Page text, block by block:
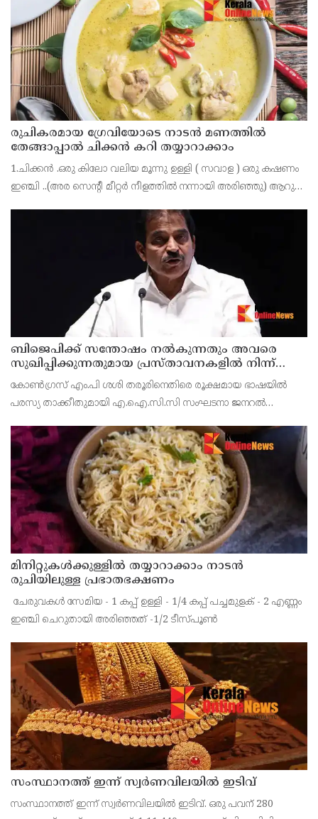
രുചികരമായ ഗ്രേവിയോടെ നാടൻ മണത്തിൽ
തേങ്ങാപ്പാൽ ചിക്കൻ കറി തയ്യാറാക്കാം
1.ചിക്കൻ .ഒരു കിലോ വലിയ മൂന്നു ഉള്ളി ( സവാള ) ഒരു കഷണം
ഇഞ്ചി ..(അര സെന്റീ മീറ്റർ നീളത്തിൽ നന്നായി അരിഞ്ഞു) ആറു
ബിജെപിക്ക് സന്തോഷം നൽകുന്നതും അവരെ
സുഖിപ്പിക്കുന്നതുമായ പ്രസ്താവനകളിൽ നിന്ന്
കോൺഗ്രസ് നേതാക്കൾ ഒഴിഞ്ഞുമാറണം ; ശശി
തരൂരിനെതിരെ കെ.സി. വേണുഗോപാൽ
കോൺഗ്രസ് എം.പി ശശി തരൂരിനെതിരെ രൂക്ഷമായ ഭാഷയിൽ
പരസ്യ താക്കീതുമായി എ.ഐ.സി.സി സംഘടനാ ജനറൽ
നൽകുന്നതും അവരെ സുഖിപ്പിക്കുന്നതുമായ പ്രസ്താവനകളിൽ
നിന്ന് കോൺഗ്
മിനിറ്റുകൾക്കുള്ളിൽ തയ്യാറാക്കാം നാടൻ
രുചിയിലുള്ള പ്രഭാതഭക്ഷണം
‌ ചേരുവകൾ സേമിയ - 1 കപ്പ്‌ ഉള്ളി - 1/4 കപ്പ്‌ പച്ചമുളക് - 2 എണ്ണം
ഇഞ്ചി ചെറുതായി അരിഞ്ഞത് -1/2 ടീസ്പൂൺ
സംസ്ഥാനത്ത് ഇന്ന് സ്വർണവിലയിൽ ഇടിവ്
സംസ്ഥാനത്ത് ഇന്ന് സ്വർണവിലയിൽ ഇടിവ്. ഒരു പവന് 280